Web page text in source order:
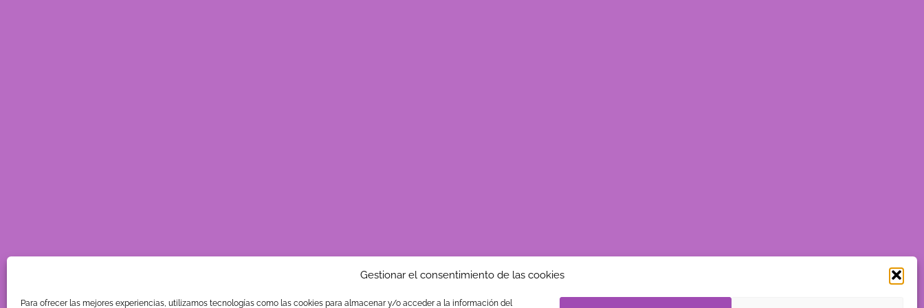
Gestionar el consentimiento de las cookies
Para ofrecer las mejores experiencias, utilizamos tecnologías como las cookies para almacenar y/o acceder a la información del